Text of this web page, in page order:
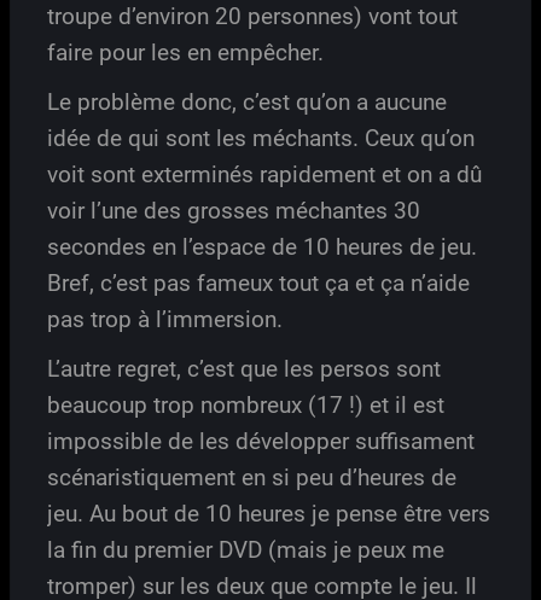
troupe d’environ 20 personnes) vont tout
faire pour les en empêcher.
Le problème donc, c’est qu’on a aucune
idée de qui sont les méchants. Ceux qu’on
voit sont exterminés rapidement et on a dû
voir l’une des grosses méchantes 30
secondes en l’espace de 10 heures de jeu.
Bref, c’est pas fameux tout ça et ça n’aide
pas trop à l’immersion.
L’autre regret, c’est que les persos sont
beaucoup trop nombreux (17 !) et il est
impossible de les développer suffisament
scénaristiquement en si peu d’heures de
jeu. Au bout de 10 heures je pense être vers
la fin du premier DVD (mais je peux me
tromper) sur les deux que compte le jeu. Il